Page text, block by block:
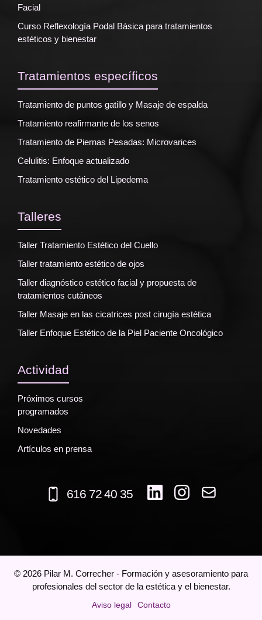
Facial
Curso Reflexología Podal Básica para tratamientos
estéticos y bienestar
Tratamientos específicos
Tratamiento de puntos gatillo y Masaje de espalda
Tratamiento reafirmante de los senos
Tratamiento de Piernas Pesadas: Microvarices
Celulitis: Enfoque actualizado
Tratamiento estético del Lipedema
Talleres
Taller Tratamiento Estético del Cuello
Taller tratamiento estético de ojos
Taller diagnóstico estético facial y propuesta de
tratamientos cutáneos
Taller Masaje en las cicatrices post cirugía estética
Taller Enfoque Estético de la Piel Paciente Oncológico
Actividad
Próximos cursos
programados
Novedades
Artículos en prensa
616 72 40 35
© 2026 Pilar M. Correcher - Formación y asesoramiento para
profesionales del sector de la estética y el bienestar.
Aviso legal Contacto